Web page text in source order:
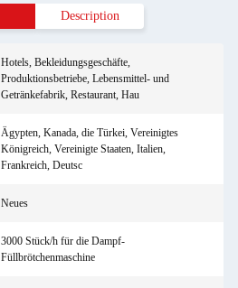
Description
Hotels, Bekleidungsgeschäfte,
Produktionsbetriebe, Lebensmittel- und
Getränkefabrik, Restaurant, Hau
Ägypten, Kanada, die Türkei, Vereinigtes
Königreich, Vereinigte Staaten, Italien,
Frankreich, Deutsc
Neues
3000 Stück/h für die Dampf-
Füllbrötchenmaschine